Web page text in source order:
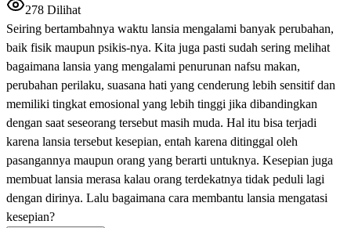
278 Dilihat
Seiring bertambahnya waktu lansia mengalami banyak perubahan,
baik fisik maupun psikis-nya. Kita juga pasti sudah sering melihat
bagaimana lansia yang mengalami penurunan nafsu makan,
perubahan perilaku, suasana hati yang cenderung lebih sensitif dan
memiliki tingkat emosional yang lebih tinggi jika dibandingkan
dengan saat seseorang tersebut masih muda. Hal itu bisa terjadi
karena lansia tersebut kesepian, entah karena ditinggal oleh
pasangannya maupun orang yang berarti untuknya. Kesepian juga
membuat lansia merasa kalau orang terdekatnya tidak peduli lagi
dengan dirinya. Lalu bagaimana cara membantu lansia mengatasi
kesepian?